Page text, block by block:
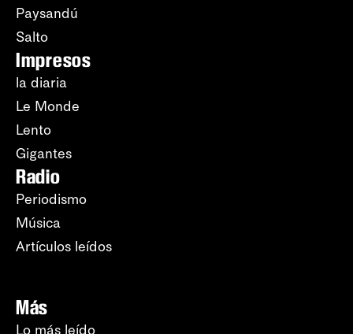
Paysandú
Salto
Impresos
la diaria
Le Monde
Lento
Gigantes
Radio
Periodismo
Música
Artículos leídos
Más
Lo más leído